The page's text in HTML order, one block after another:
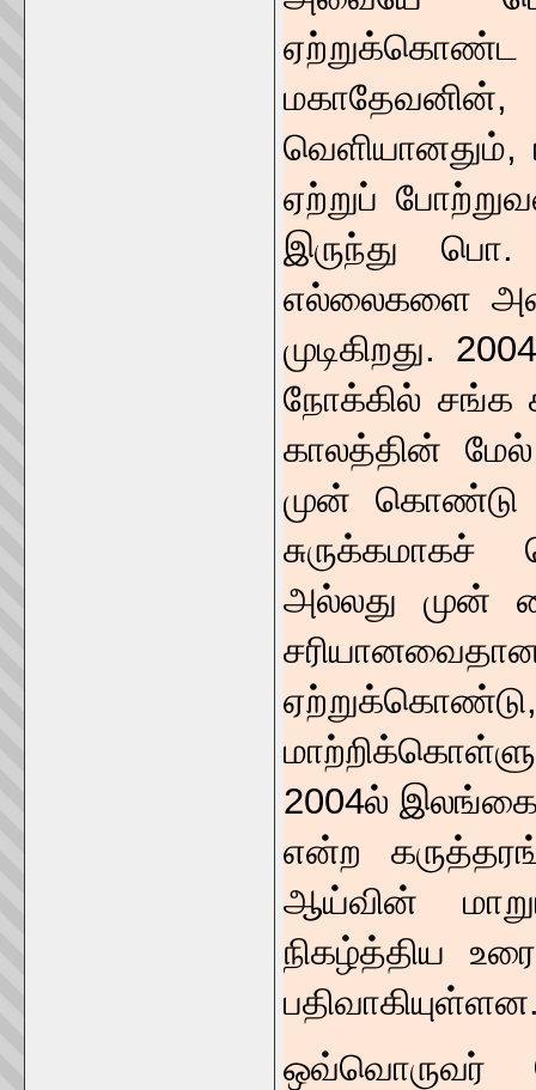
வெளியானதும்,
ஏற்றுப்
இருந்து
எல்லைகளை
முடிகிறது.
நோக்கில் சங்க
காலத்தின்
முன் கொண்டு
அல்லது முன்
2004ல்
என்ற
ஆய்வின்
நிகழ்த்திய
ஒவ்வொருவர்